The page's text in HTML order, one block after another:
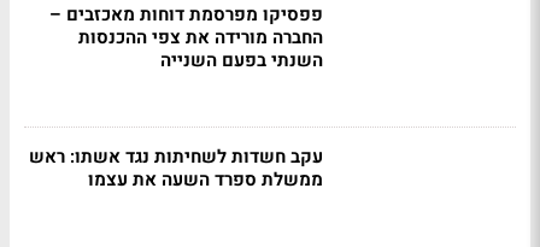
פפסיקו מפרסמת דוחות מאכזבים –
החברה מורידה את צפי ההכנסות
השנתי בפעם השנייה
עקב חשדות לשחיתות נגד אשתו: ראש
ממשלת ספרד השעה את עצמו